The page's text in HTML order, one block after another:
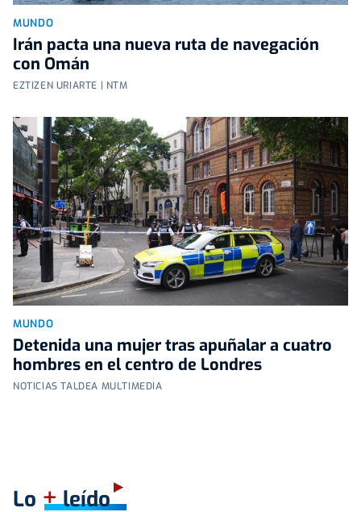
MUNDO
Irán pacta una nueva ruta de navegación
con Omán
EZTIZEN URIARTE | NTM
MUNDO
Detenida una mujer tras apuñalar a cuatro
hombres en el centro de Londres
NOTICIAS TALDEA MULTIMEDIA
Lo +leído